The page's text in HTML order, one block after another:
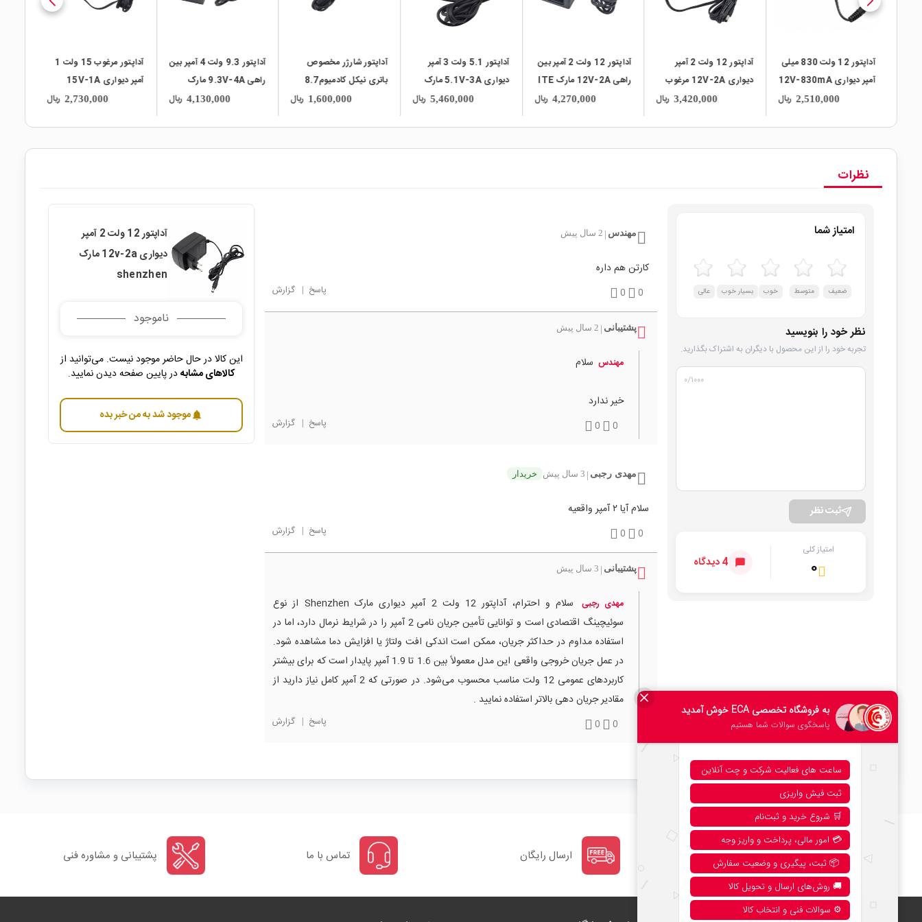
آداپتور 12 ولت 830 میلی
آمپر دیواری 12V-830mA
2,510,000 ریال
آداپتور 12 ولت 2 آمپر
دیواری 12V-2A مرغوب
3,420,000 ریال
آداپتور 12 ولت 2 آمپر بین
راهی 12V-2A مارک ITE
4,270,000 ریال
آداپتور 5.1 ولت 3 آمپر
دیواری 5.1V-3A مارک
5,460,000 ریال
آداپتور شارژر مخصوص
باتری نیکل کادمیوم8.7
ولت 8 میلی آمپر دیواری
1,600,000 ریال
آداپتور 9.3 ولت 4 آمپر بین
راهی 9.3V-4A مارک
Verifone
4,130,000 ریال
آداپتور مرغوب 15 ولت 1
آمپر دیواری 15V-1A
2,730,000 ریال
نظرات
امتیاز شما
ضعیف متوسط خوب بسیار خوب عالی
نظر خود را بنویسید
تجربه خود را از این محصول با دیگران به اشتراک بگذارید.
۰/۱۰۰۰
ثبت نظر
امتیاز کلی
۰ 4 دیدگاه
مهندس 2 سال پیش
کارتن هم داره
0
0 پاسخ | گزارش
پشتیبانی 2 سال پیش
مهندس سلام
خیر ندارد
0
0 پاسخ | گزارش
مهدی رجبی 3 سال پیش خریدار
سلام آیا ۲ آمپر واقعیه
0
0 پاسخ | گزارش
پشتیبانی 3 سال پیش
مهدی رجبی
سلام و احترام، آداپتور 12 ولت 2 آمپر دیواری مارک Shenzhen از نوع
سوئیچینگ اقتصادی است و توانایی تأمین جریان نامی 2 آمپر را در شرایط نرمال دارد، اما در
استفاده مداوم در حداکثر جریان، ممکن است اندکی افت ولتاژ یا افزایش دما مشاهده شود.
در عمل جریان خروجی واقعی این مدل معمولاً بین 1.6 تا 1.9 آمپر پایدار است که برای بیشتر
کاربردهای عمومی 12 ولت مناسب محسوب می‌شود. در صورتی که 2 آمپر کامل نیاز دارید از
مقادیر جریان دهی بالاتر استفاده نمایید .
0
0 پاسخ | گزارش
آداپتور 12 ولت 2 آمپر
دیواری 12v-2a مارک
shenzhen
ناموجود
این کالا در حال حاضر موجود نیست. می‌توانید از
کالاهای مشابهدر پایین صفحه دیدن نمایید.
notificationsموجود شد به من خبر بده
نحوه خرید از فروشگاه ارسال رایگان تماس با ما پشتیبانی و مشاوره فنی